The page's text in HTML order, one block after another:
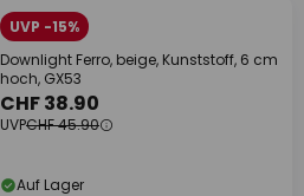
UVP -15%
Downlight Ferro, beige, Kunststoff, 6 cm
hoch, GX53
CHF 38.90
UVPCHF 45.90
Auf Lager